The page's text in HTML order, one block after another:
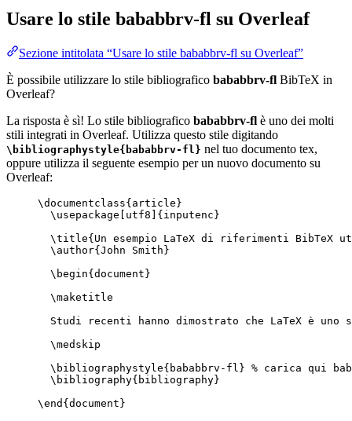
Usare lo stile bababbrv-fl su Overleaf
Sezione intitolata “Usare lo stile bababbrv-fl su Overleaf”
È possibile utilizzare lo stile bibliografico bababbrv-fl BibTeX in
Overleaf?
La risposta è sì! Lo stile bibliografico bababbrv-fl è uno dei molti
stili integrati in Overleaf. Utilizza questo stile digitando
\bibliographystyle{bababbrv-fl} nel tuo documento tex,
oppure utilizza il seguente esempio per un nuovo documento su
Overleaf:
\documentclass{ article }
\usepackage
utf8 ]{ inputenc }
\title{Un esempio LaTeX di riferimenti
\author{John Smith}
\begin{ document }
\maketitle
Studi recenti hanno dimostrato che LaTeX è
\medskip
\bibliographystyle{bababbrv-fl} % carica qui
\bibliography{bibliography}
\end { document }